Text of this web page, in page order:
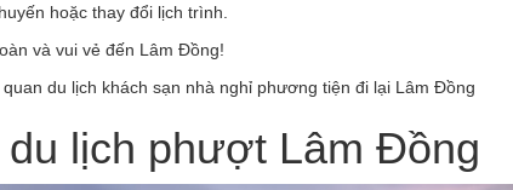
hoặc thay đổi lịch trình.
và vui vẻ đến Lâm Đồng!
du lịch khách sạn nhà nghỉ phương tiện đi lại Lâm Đồng
du lịch phượt Lâm Đồng